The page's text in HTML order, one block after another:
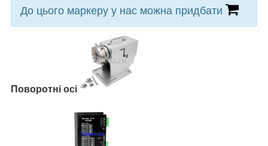
До цього маркеру у нас можна придбати
Поворотні осі